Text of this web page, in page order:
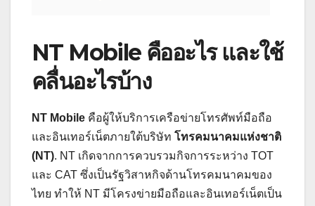
NT Mobile คืออะไร และใช้
คลื่นอะไรบ้าง
NT Mobile คือผู้ให้บริการเครือข่ายโทรศัพท์มือถือ
และอินเทอร์เน็ตภายใต้บริษัท โทรคมนาคมแห่งชาติ
(NT). NT เกิดจากการควบรวมกิจการระหว่าง TOT
และ CAT ซึ่งเป็นรัฐวิสาหกิจด้านโทรคมนาคมของ
ไทย ทำให้ NT มีโครงข่ายมือถือและอินเทอร์เน็ตเป็น